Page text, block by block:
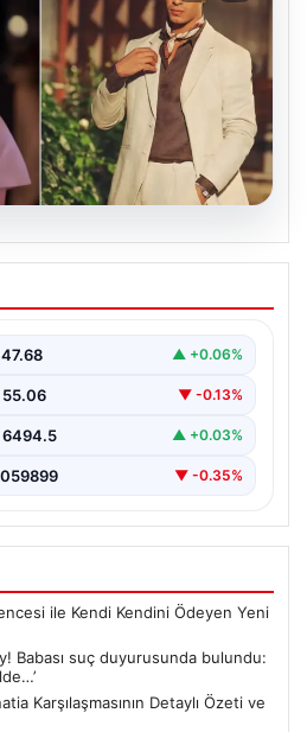
şok olay! Babası suç
‘Kızımla reşit
47.68 ▲ +0.06%
55.06 ▼ -0.13%
6494.5 ▲ +0.03%
▼ -0.35%
ile Kendi Kendini Ödeyen Yeni
Babası suç duyurusunda bulundu:
Karşılaşmasının Detaylı Özeti ve